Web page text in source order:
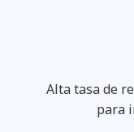
Alta tasa de
para